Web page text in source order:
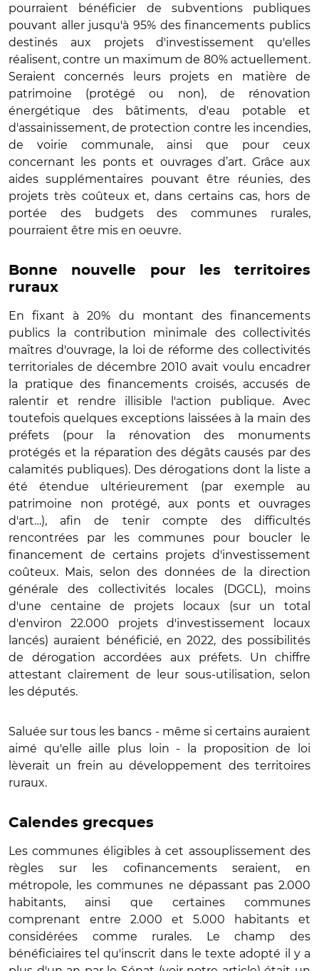
pourraient bénéficier de subventions publiques
pouvant aller jusqu'à 95% des financements publics
destinés aux projets d'investissement qu'elles
réalisent, contre un maximum de 80% actuellement.
Seraient concernés leurs projets en matière de
patrimoine (protégé ou non), de rénovation
énergétique des bâtiments, d'eau potable et
d'assainissement, de protection contre les incendies,
de voirie communale, ainsi que pour ceux
concernant les ponts et ouvrages d’art. Grâce aux
aides supplémentaires pouvant être réunies, des
projets très coûteux et, dans certains cas, hors de
portée des budgets des communes rurales,
pourraient être mis en oeuvre.
Bonne nouvelle pour les territoires
ruraux
En fixant à 20% du montant des financements
publics la contribution minimale des collectivités
maîtres d'ouvrage, la loi de réforme des collectivités
territoriales de décembre 2010 avait voulu encadrer
la pratique des financements croisés, accusés de
ralentir et rendre illisible l'action publique. Avec
toutefois quelques exceptions laissées à la main des
préfets (pour la rénovation des monuments
protégés et la réparation des dégâts causés par des
calamités publiques). Des dérogations dont la liste a
été étendue ultérieurement (par exemple au
patrimoine non protégé, aux ponts et ouvrages
d'art…), afin de tenir compte des difficultés
rencontrées par les communes pour boucler le
financement de certains projets d'investissement
coûteux. Mais, selon des données de la direction
générale des collectivités locales (DGCL), moins
d'une centaine de projets locaux (sur un total
d'environ 22.000 projets d'investissement locaux
lancés) auraient bénéficié, en 2022, des possibilités
de dérogation accordées aux préfets. Un chiffre
attestant clairement de leur sous-utilisation, selon
les députés.
Saluée sur tous les bancs - même si certains auraient
aimé qu'elle aille plus loin - la proposition de loi
lèverait un frein au développement des territoires
ruraux.
Calendes grecques
Les communes éligibles à cet assouplissement des
règles sur les cofinancements seraient, en
métropole, les communes ne dépassant pas 2.000
habitants, ainsi que certaines communes
comprenant entre 2.000 et 5.000 habitants et
considérées comme rurales. Le champ des
bénéficiaires tel qu'inscrit dans le texte adopté il y a